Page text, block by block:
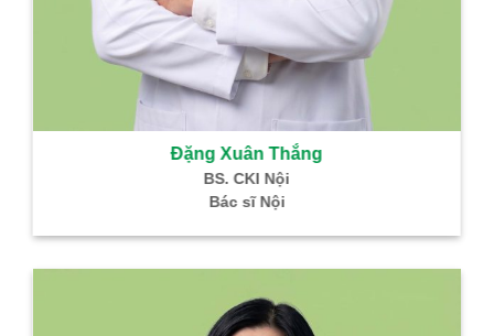
Đặng Xuân Thắng
BS. CKI Nội
Bác sĩ Nội